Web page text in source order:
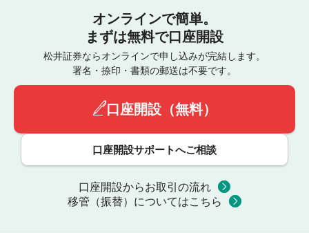
オンラインで簡単。
まずは無料で口座開設
松井証券ならオンラインで申し込みが完結します。
署名・捺印・書類の郵送は不要です。
口座開設（無料）
口座開設サポートへご相談
口座開設からお取引の流れ
移管（振替）についてはこちら